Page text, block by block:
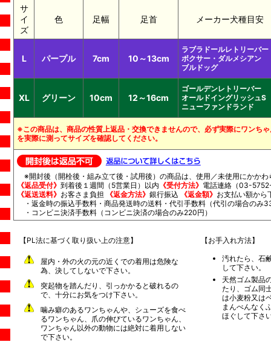
サ
イ
ズ
色 足幅 足首 メーカー犬種目安
L パープル 7cm 10～13cm
ラブラドールレトリーバー
ボクサー・ダルメシアン
ブルドッグ
XL グリーン 10cm 12～16cm
ゴールデンレトリーバー
オールドイングリッシュS
ニューファンドランド
※この商品は、商品の性質上返品・交換できませんので、必ず実際にワンち
を実際に測ってサイズを確認してください。
※開封後（開栓後・組み立て後・試用後）の商品は、使用／未使用にかかわ
《返品受付》 到着後１週間（5営業日）以内 《受付方法》 電話連絡（03-
《返送送料》 お客さま負担 《返金方法》 銀行振込 《返金額》 お支払い額から
・返金時の振込手数料・商品発送時の送料・代引手数料（代引の場合のみ
・コンビニ決済手数料（コンビニ決済の場合のみ220円）
【PL法に基づく取り扱い上の注意】
屋内・外の火の元の近くでの着用は危険な
為、決してしないで下さい。
突起物を踏んだり、引っかかると破れるの
で、十分にお気をつけ下さい。
噛み癖のあるワンちゃんや、シューズを食べ
るワンちゃん、爪の伸びているワンちゃん、
ワンちゃん以外の動物には絶対に着用しない
で下さい。
【お手入れ方法】
汚れたら、石
して下さい。
天然ゴム製品
たり、ゴム同
は小麦粉又は
まんべんなく
ほぐして下さ